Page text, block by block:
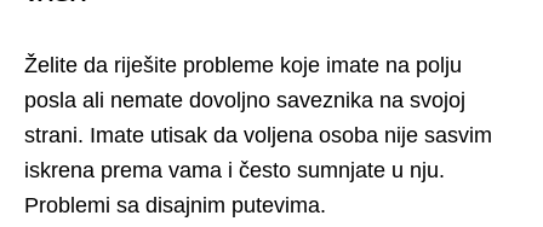
Želite da riješite probleme koje imate na polju
posla ali nemate dovoljno saveznika na svojoj
strani. Imate utisak da voljena osoba nije sasvim
iskrena prema vama i često sumnjate u nju.
Problemi sa disajnim putevima.